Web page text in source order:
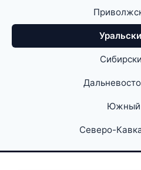
Северо-